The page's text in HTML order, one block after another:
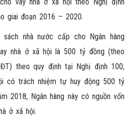
giai đoạn 2016 – 2020.
sách nhà nước cấp cho Ngân hàng
nhà ở xã hội là 500 tỷ đồng (theo
theo quy định tại Nghị định 100,
có trách nhiệm tự huy động 500 tỷ
2018, Ngân hàng này có nguồn vốn
ở xã hội.